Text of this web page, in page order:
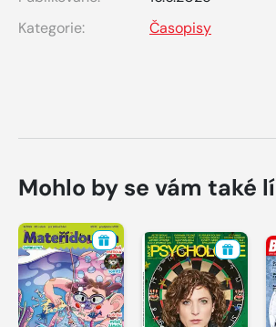
Kategorie:
Časopisy
Mohlo by se vám také